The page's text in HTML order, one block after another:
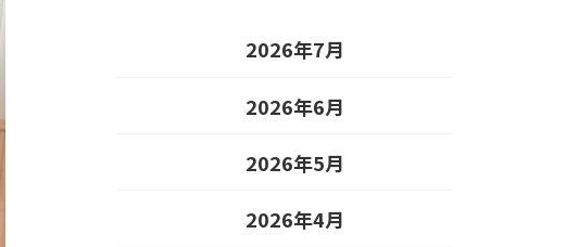
2026年7月
2026年6月
2026年5月
2026年4月